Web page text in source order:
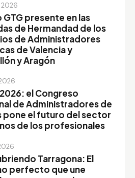
2026
GTG presente en las
de Hermandad de los
de Administradores
de Valencia y
y Aragón
el Congreso
de Administradores de
pone el futuro del sector
de los profesionales
Tarragona: El
perfecto que une